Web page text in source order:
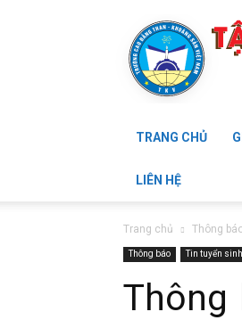
TRANG CHỦ
LIÊN HỆ
Trang chủ Thông
Thông báo Tin tuyển sinh
Thông